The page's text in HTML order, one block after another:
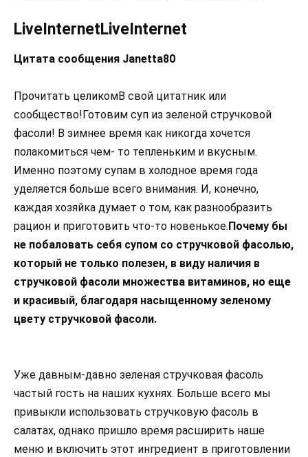
LiveInternetLiveInternet
Цитата сообщения Janetta80
Прочитать целикомВ свой цитатник или
сообщество!Готовим суп из зеленой стручковой
фасоли! В зимнее время как никогда хочется
полакомиться чем- то тепленьким и вкусным.
Именно поэтому супам в холодное время года
уделяется больше всего внимания. И, конечно,
каждая хозяйка думает о том, как разнообразить
рацион и приготовить что-то новенькое. Почему бы
не побаловать себя супом со стручковой фасолью,
который не только полезен, в виду наличия в
стручковой фасоли множества витаминов, но еще
и красивый, благодаря насыщенному зеленому
цвету стручковой фасоли.
Уже давным-давно зеленая стручковая фасоль
частый гость на наших кухнях. Больше всего мы
привыкли использовать стручковую фасоль в
салатах, однако пришло время расширить наше
меню и включить этот ингредиент в приготовлении